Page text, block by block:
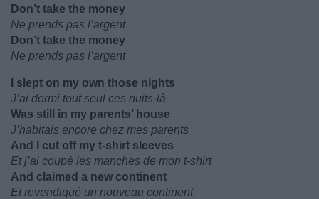
Don’t take the money
Ne prends pas l’argent
Don’t take the money
Ne prends pas l’argent
I slept on my own those nights
J’ai dormi tout seul ces nuits-là
Was still in my parents’ house
J’habitais encore chez mes parents
And I cut off my t-shirt sleeves
Et j’ai coupé les manches de mon t-shirt
And claimed a new continent
Et revendiqué un nouveau continent